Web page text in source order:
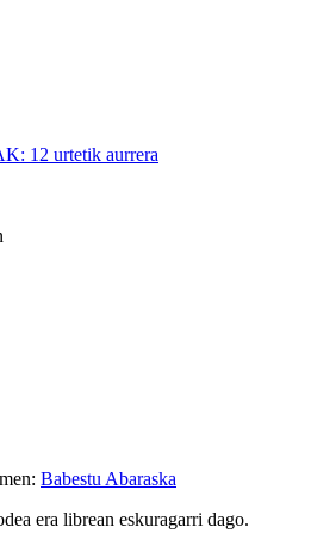
12 urtetik aurrera
Babestu Abaraska
era librean eskuragarri dago.